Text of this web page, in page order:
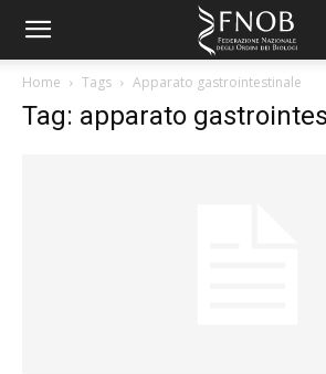
Home Tags Apparato gastrointestinale
Tag: apparato